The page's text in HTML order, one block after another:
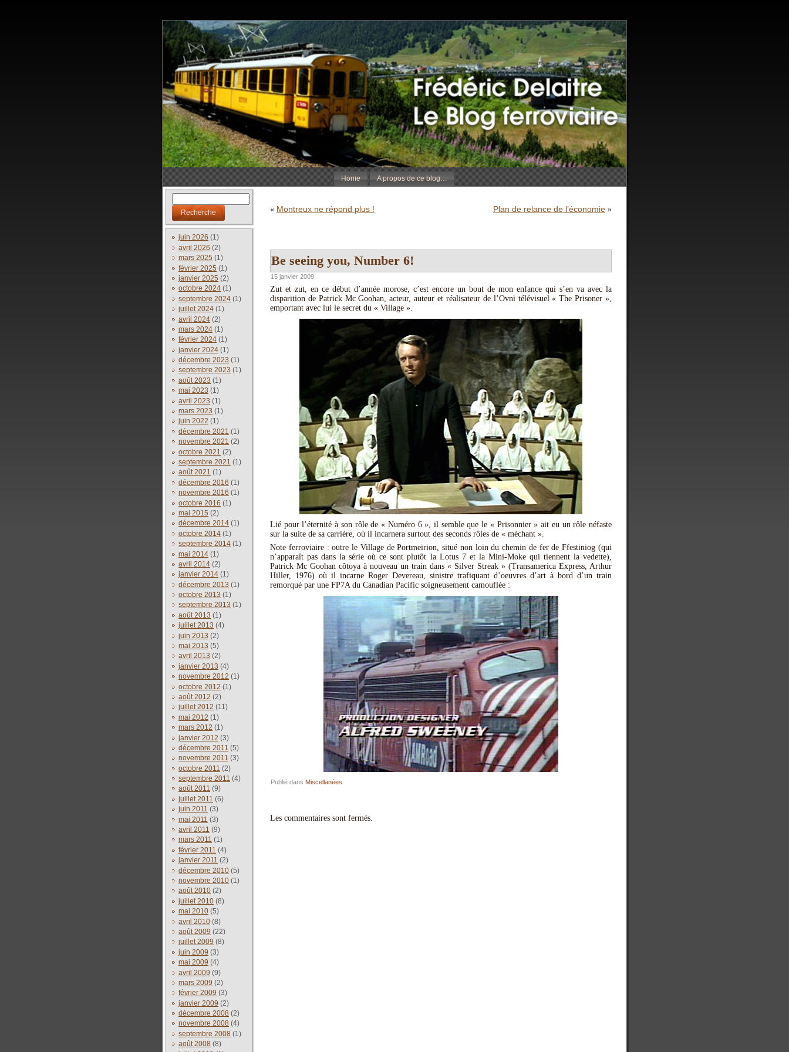
Home A propos de ce blog…
juin 2026 (1)
avril 2026 (2)
mars 2025 (1)
février 2025 (1)
janvier 2025 (2)
octobre 2024 (1)
septembre 2024 (1)
juillet 2024 (1)
avril 2024 (2)
mars 2024 (1)
février 2024 (1)
janvier 2024 (1)
décembre 2023 (1)
septembre 2023 (1)
août 2023 (1)
mai 2023 (1)
avril 2023 (1)
mars 2023 (1)
juin 2022 (1)
décembre 2021 (1)
novembre 2021 (2)
octobre 2021 (2)
septembre 2021 (1)
août 2021 (1)
décembre 2016 (1)
novembre 2016 (1)
octobre 2016 (1)
mai 2015 (2)
décembre 2014 (1)
octobre 2014 (1)
septembre 2014 (1)
mai 2014 (1)
avril 2014 (2)
janvier 2014 (1)
décembre 2013 (1)
octobre 2013 (1)
septembre 2013 (1)
août 2013 (1)
juillet 2013 (4)
juin 2013 (2)
mai 2013 (5)
avril 2013 (2)
janvier 2013 (4)
novembre 2012 (1)
octobre 2012 (1)
août 2012 (2)
juillet 2012 (11)
mai 2012 (1)
mars 2012 (1)
janvier 2012 (3)
décembre 2011 (5)
novembre 2011 (3)
octobre 2011 (2)
septembre 2011 (4)
août 2011 (9)
juillet 2011 (6)
juin 2011 (3)
mai 2011 (3)
avril 2011 (9)
mars 2011 (1)
février 2011 (4)
janvier 2011 (2)
décembre 2010 (5)
novembre 2010 (1)
août 2010 (2)
juillet 2010 (8)
mai 2010 (5)
avril 2010 (8)
août 2009 (22)
juillet 2009 (8)
juin 2009 (3)
mai 2009 (4)
avril 2009 (9)
mars 2009 (2)
février 2009 (3)
janvier 2009 (2)
décembre 2008 (2)
novembre 2008 (4)
septembre 2008 (1)
août 2008 (8)
« Montreux ne répond plus ! Plan de relance de l’économie »
Be seeing you, Number 6!
15 janvier 2009
Zut et zut, en ce début d’année morose, c’est encore un bout de mon enfance qui s’en va avec la
disparition de Patrick Mc Goohan, acteur, auteur et réalisateur de l’Ovni télévisuel « The Prisoner »,
emportant avec lui le secret du « Village ».
Lié pour l’éternité à son rôle de « Numéro 6 », il semble que le « Prisonnier » ait eu un rôle néfaste
sur la suite de sa carrière, où il incarnera surtout des seconds rôles de « méchant ».
Note ferroviaire : outre le Village de Portmeirion, situé non loin du chemin de fer de Ffestiniog (qui
n’apparaît pas dans la série où ce sont plutôt la Lotus 7 et la Mini-Moke qui tiennent la vedette),
Patrick Mc Goohan côtoya à nouveau un train dans « Silver Streak » (Transamerica Express, Arthur
Hiller, 1976) où il incarne Roger Devereau, sinistre trafiquant d’oeuvres d’art à bord d’un train
remorqué par une FP7A du Canadian Pacific soigneusement camouflée :
Publié dans Miscellanées
Les commentaires sont fermés.